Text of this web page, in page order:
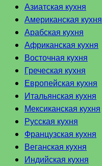
Азиатская кухня
Американская кухня
Арабская кухня
Африканская кухня
Восточная кухня
Греческая кухня
Европейская кухня
Итальянская кухня
Мексиканская кухня
Русская кухня
Французская кухня
Веганская кухня
Индийская кухня